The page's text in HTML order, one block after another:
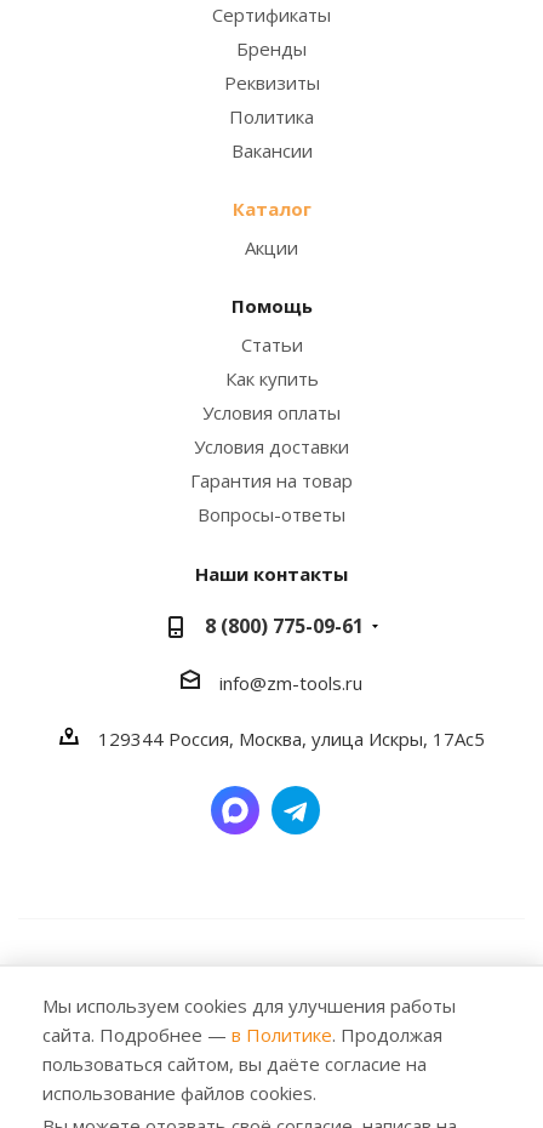
Сертификаты
Бренды
Реквизиты
Политика
Вакансии
Каталог
Акции
Помощь
Статьи
Как купить
Условия оплаты
Условия доставки
Гарантия на товар
Вопросы-ответы
Наши контакты
8 (800) 775-09-61
info@zm-tools.ru
129344 Россия, Москва, улица Искры, 17Ас5
Все права защищены. Любое использование либо
копирование материалов или подборки материалов
сайта, элементов дизайна и оформления допускается
лишь с разрешения правообладателя и только со
ссылкой на источник: https://zm-tools.ru
Мы используем cookies для улучшения работы
сайта. Подробнее — в Политике. Продолжая
пользоваться сайтом, вы даёте согласие на
использование файлов cookies.